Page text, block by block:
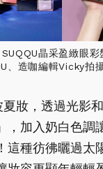
晶采盈緻眼
、造咖編輯Vicky拍
妝，透過光影
，加入奶白色調
這種彷彿曬過太